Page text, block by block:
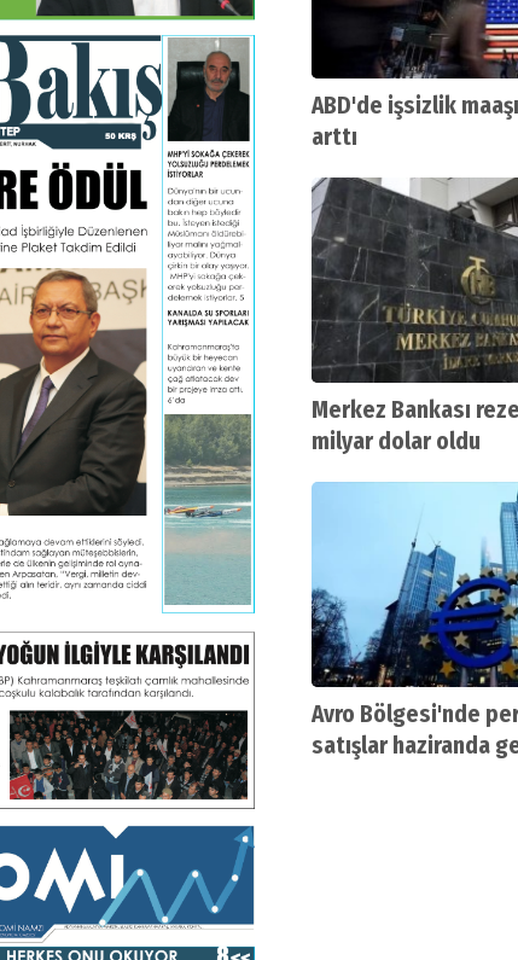
ABD'de işsizlik
arttı
Merkez Bankası
milyar dolar oldu
Avro Bölgesi'nde
satışlar haziranda